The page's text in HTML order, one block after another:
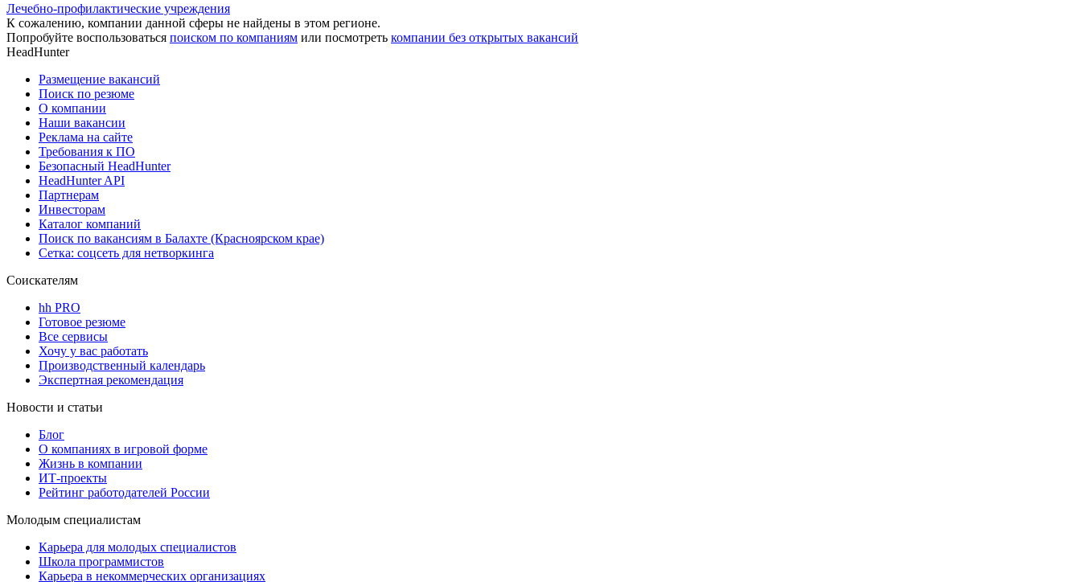
Лечебно-профилактические учреждения
К сожалению, компании данной сферы не найдены в этом регионе.
Попробуйте воспользоваться поиском по компаниям или посмотреть компании без открытых вакансий
HeadHunter
Размещение вакансий
Поиск по резюме
О компании
Наши вакансии
Реклама на сайте
Требования к ПО
Безопасный HeadHunter
HeadHunter API
Партнерам
Инвесторам
Каталог компаний
Поиск по вакансиям в Балахте (Красноярском крае)
Сетка: соцсеть для нетворкинга
Соискателям
hh PRO
Готовое резюме
Все сервисы
Хочу у вас работать
Производственный календарь
Экспертная рекомендация
Новости и статьи
Блог
О компаниях в игровой форме
Жизнь в компании
ИТ-проекты
Рейтинг работодателей России
Молодым специалистам
Карьера для молодых специалистов
Школа программистов
Карьера в некоммерческих организациях